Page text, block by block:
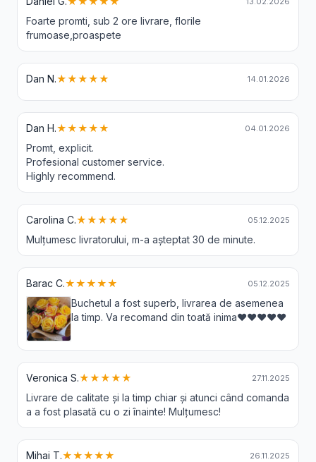
Foarte promti, sub 2 ore livrare, florile
frumoase,proaspete
Dan N.★★★★★ 14.01.2026
Dan H.★★★★★ 04.01.2026
Promt, explicit.
Profesional customer service.
Highly recommend.
Carolina C.★★★★★ 05.12.2025
Mulțumesc livratorului, m-a așteptat 30 de minute.
Barac C.★★★★★ 05.12.2025
Buchetul a fost superb, livrarea de asemenea
la timp. Va recomand din toată inima❤️❤️❤️❤️❤️
Veronica S.★★★★★ 27.11.2025
Livrare de calitate și la timp chiar și atunci când comanda
a a fost plasată cu o zi înainte! Mulțumesc!
Mihai T.★★★★★ 26.11.2025